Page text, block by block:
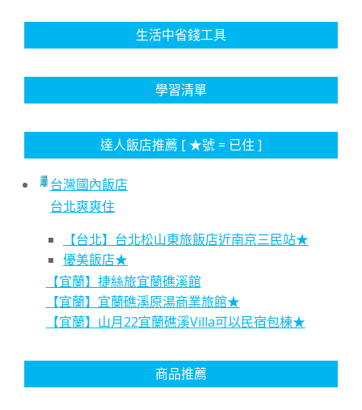
生活中省錢工具
學習清單
達人飯店推薦 [ ★號 = 已住 ]
台灣國內飯店
台北爽爽住
【台北】台北松山東旅飯店近南京三民站★
優美飯店★
【宜蘭】捷絲旅宜蘭礁溪館
【宜蘭】宜蘭礁溪原湯商業旅館★
【宜蘭】山月22宜蘭礁溪Villa可以民宿包棟★
商品推薦